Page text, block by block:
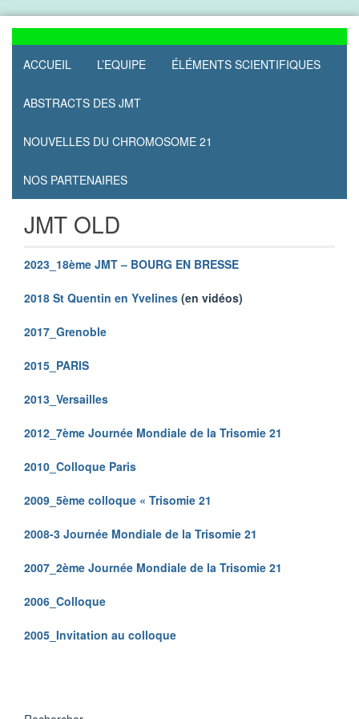
contentACCUEIL L’EQUIPE ÉLÉMENTS SCIENTIFIQUES
ABSTRACTS DES JMT
NOUVELLES DU CHROMOSOME 21
NOS PARTENAIRES
JMT OLD
2023_ 18ème JMT – BOURG EN BRESSE
2018 St Quentin en Yvelines (en vidéos)
2017_Grenoble
2015_PARIS
2013_Versailles
2012_7ème Journée Mondiale de la Trisomie 21
2010_Colloque Paris
2009_5ème colloque « Trisomie 21
2008-3 Journée Mondiale de la Trisomie 21
2007_2ème Journée Mondiale de la Trisomie 21
2006_Colloque
2005_Invitation au colloque